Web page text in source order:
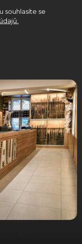
souhlasíte se